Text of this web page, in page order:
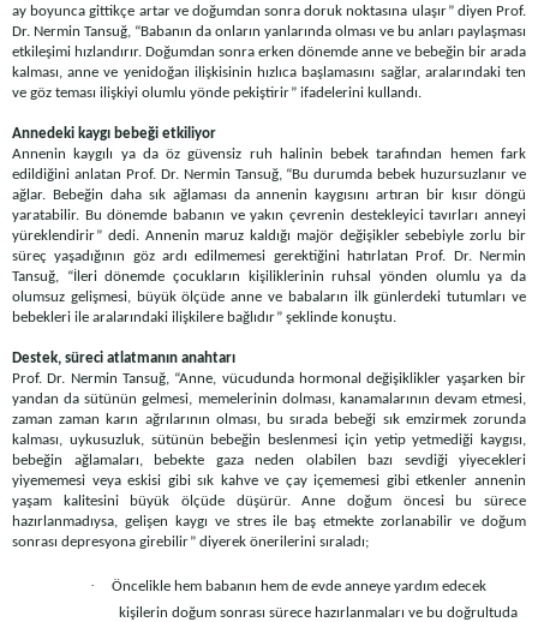
ay boyunca gittikçe artar ve doğumdan sonra doruk noktasına ulaşır” diyen Prof.
Dr. Nermin Tansuğ, “Babanın da onların yanlarında olması ve bu anları paylaşması
etkileşimi hızlandırır. Doğumdan sonra erken dönemde anne ve bebeğin bir arada
kalması, anne ve yenidoğan ilişkisinin hızlıca başlamasını sağlar, aralarındaki ten
ve göz teması ilişkiyi olumlu yönde pekiştirir” ifadelerini kullandı.
Annedeki kaygı bebeği etkiliyor
Annenin kaygılı ya da öz güvensiz ruh halinin bebek tarafından hemen fark
edildiğini anlatan Prof. Dr. Nermin Tansuğ, “Bu durumda bebek huzursuzlanır ve
ağlar. Bebeğin daha sık ağlaması da annenin kaygısını artıran bir kısır döngü
yaratabilir. Bu dönemde babanın ve yakın çevrenin destekleyici tavırları anneyi
yüreklendirir” dedi. Annenin maruz kaldığı majör değişikler sebebiyle zorlu bir
süreç yaşadığının göz ardı edilmemesi gerektiğini hatırlatan Prof. Dr. Nermin
Tansuğ, “İleri dönemde çocukların kişiliklerinin ruhsal yönden olumlu ya da
olumsuz gelişmesi, büyük ölçüde anne ve babaların ilk günlerdeki tutumları ve
bebekleri ile aralarındaki ilişkilere bağlıdır” şeklinde konuştu.
Destek, süreci atlatmanın anahtarı
Prof. Dr. Nermin Tansuğ, “Anne, vücudunda hormonal değişiklikler yaşarken bir
yandan da sütünün gelmesi, memelerinin dolması, kanamalarının devam etmesi,
zaman zaman karın ağrılarının olması, bu sırada bebeği sık emzirmek zorunda
kalması, uykusuzluk, sütünün bebeğin beslenmesi için yetip yetmediği kaygısı,
bebeğin ağlamaları, bebekte gaza neden olabilen bazı sevdiği yiyecekleri
yiyememesi veya eskisi gibi sık kahve ve çay içememesi gibi etkenler annenin
yaşam kalitesini büyük ölçüde düşürür. Anne doğum öncesi bu sürece
hazırlanmadıysa, gelişen kaygı ve stres ile baş etmekte zorlanabilir ve doğum
sonrası depresyona girebilir” diyerek önerilerini sıraladı;
·
Öncelikle hem babanın hem de evde anneye yardım edecek
kişilerin doğum sonrası sürece hazırlanmaları ve bu doğrultuda